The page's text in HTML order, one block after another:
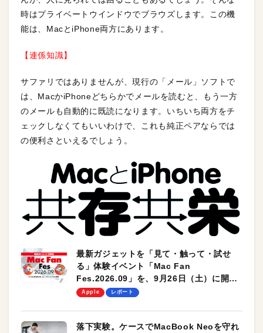
時はプライベートウインドウでブラウズします。この機
能は、MacとiPhone両方にあります。
【連係知識】
サファリではありませんが、現行の「メール」ソフトで
は、MacかiPhoneどちらかでメールを読むと、もう一方
のメールも自動的に既読になります。いちいち両方をチ
ェックしなくてもいいわけで、これも純正ペアならでは
の便利さといえるでしょう。
最新ガジェットを「見て・触って・試せ
る」体験イベント「Mac Fan
Fes.2026.09」を、9月26日（土）に開催
します！
Apple レポート
落下実験。ケースでMacBook Neoを守れ